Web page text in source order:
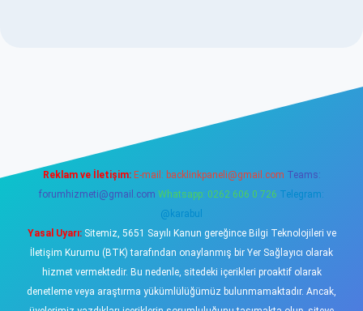
Reklam ve İletişim: E-mail: backlinkpaneli@gmail.com Teams:
forumhizmeti@gmail.com Whatsapp: 0262 606 0 726 Telegram:
@karabul
Yasal Uyarı:Sitemiz, 5651 Sayılı Kanun gereğince Bilgi Teknolojileri ve
İletişim Kurumu (BTK) tarafından onaylanmış bir Yer Sağlayıcı olarak
hizmet vermektedir. Bu nedenle, sitedeki içerikleri proaktif olarak
denetleme veya araştırma yükümlülüğümüz bulunmamaktadır. Ancak,